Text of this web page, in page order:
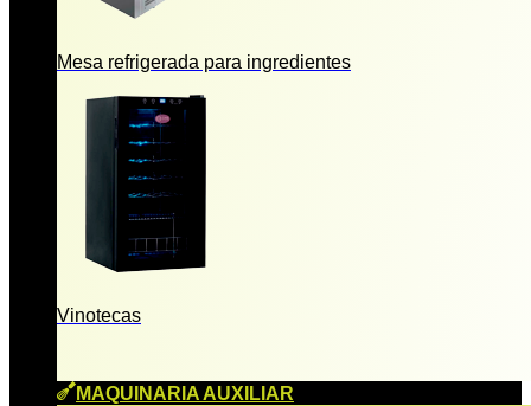
Mesa refrigerada para ingredientes
Vinotecas
MAQUINARIA AUXILIAR